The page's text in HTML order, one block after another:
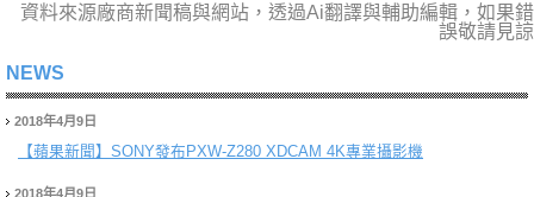
資料來源廠商新聞稿與網站，透過Ai翻譯與輔助編輯，如果錯
誤敬請見諒
NEWS
2018年4月9日
【蘋果新聞】 SONY發布PXW-Z280 XDCAM 4K專業攝影機
2018年4月9日